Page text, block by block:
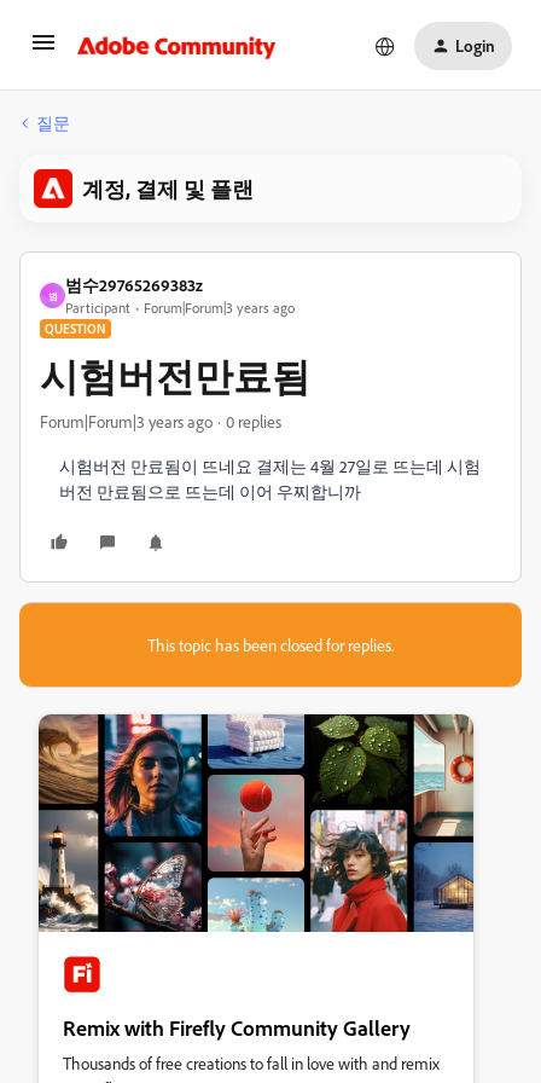
Login
질문
계정, 결제 및 플랜
범
범수29765269383z
Participant Forum|Forum|3 years ago
QUESTION
시험버전만료됨
Forum|Forum|3 years ago 0 replies
시험버전 만료됨이 뜨네요 결제는 4월 27일로 뜨는데 시험
버전 만료됨으로 뜨는데 이어 우찌합니까
This topic has been closed for replies.
Remix with Firefly Community Gallery
Thousands of free creations to fall in love with and remix